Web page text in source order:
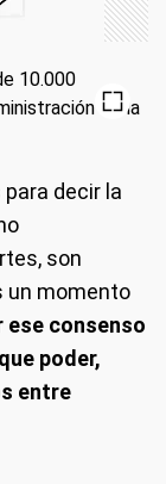
para decir la
son
un momento
ese consenso
poder,
entre